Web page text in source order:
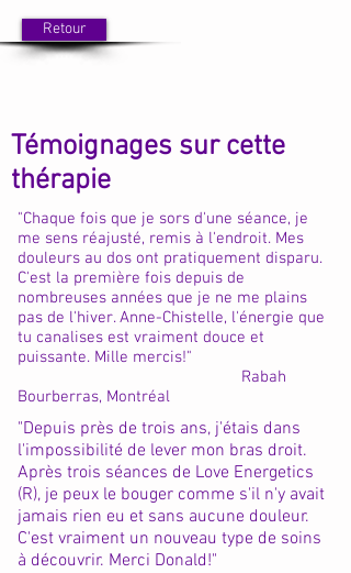
Retour
Témoignages sur cette
thérapie
"Chaque fois que je sors d'une séance, je
me sens réajusté, remis à l'endroit. Mes
douleurs au dos ont pratiquement disparu.
C'est la première fois depuis de
nombreuses années que je ne me plains
pas de l'hiver. Anne-Chistelle, l'énergie que
tu canalises est vraiment douce et
puissante. Mille mercis!"
Rabah
Bourberras, Montréal
"Depuis près de trois ans, j'étais dans
l'impossibilité de lever mon bras droit.
Après trois séances de Love Energetics
(R), je peux le bouger comme s'il n'y avait
jamais rien eu et sans aucune douleur.
C'est vraiment un nouveau type de soins
à découvrir. Merci Donald!"